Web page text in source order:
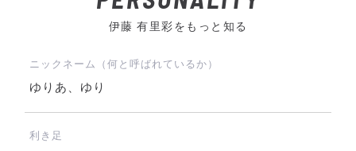
伊藤 有里彩をもっと知る
ニックネーム（何と呼ばれているか）
ゆりあ、ゆり
利き足